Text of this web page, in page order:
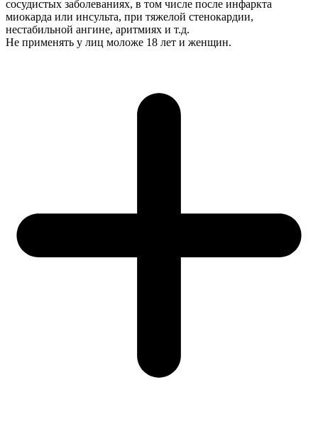
сосудистых заболеваниях, в том числе после инфаркта
миокарда или инсульта, при тяжелой стенокардии,
нестабильной ангине, аритмиях и т.д.
Не применять у лиц моложе 18 лет и женщин.